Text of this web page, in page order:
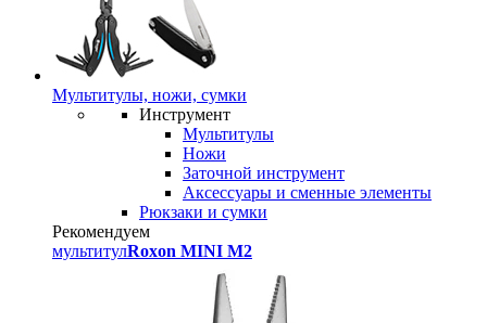
Мультитулы, ножи, сумки
Инструмент
Мультитулы
Ножи
Заточной инструмент
Аксессуары и сменные элементы
Рюкзаки и сумки
Рекомендуем
мультитулRoxon MINI M2